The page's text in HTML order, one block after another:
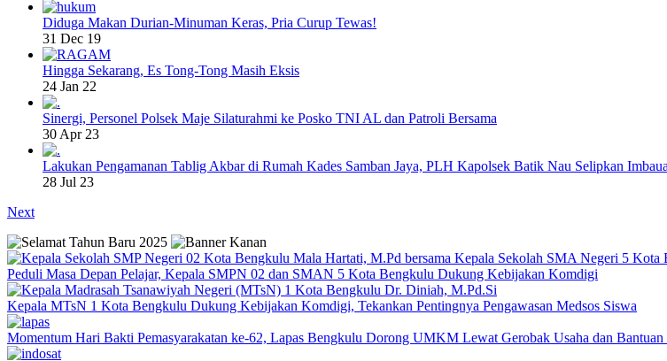
Diduga Makan Durian-Minuman Keras, Pria Curup Tewas!
31 Dec 19
Hingga Sekarang, Es Tong-Tong Masih Eksis
24 Jan 22
Sinergi, Personel Polsek Maje Silaturahmi ke Posko TNI AL dan Patroli Bersama
30 Apr 23
Lakukan Pengamanan Tablig Akbar di Rumah Kades Samban Jaya, PLH Kapolsek Batik Nau Selipkan
28 Jul 23
Next
Peduli Masa Depan Pelajar, Kepala SMPN 02 dan SMAN 5 Kota Bengkulu Dukung Kebijakan Komdigi
Kepala MTsN 1 Kota Bengkulu Dukung Kebijakan Komdigi, Tekankan Pentingnya Pengawasan Medsos Siswa
Momentum Hari Bakti Pemasyarakatan ke-62, Lapas Bengkulu Dorong UMKM Lewat Gerobak Usaha dan Bantuan